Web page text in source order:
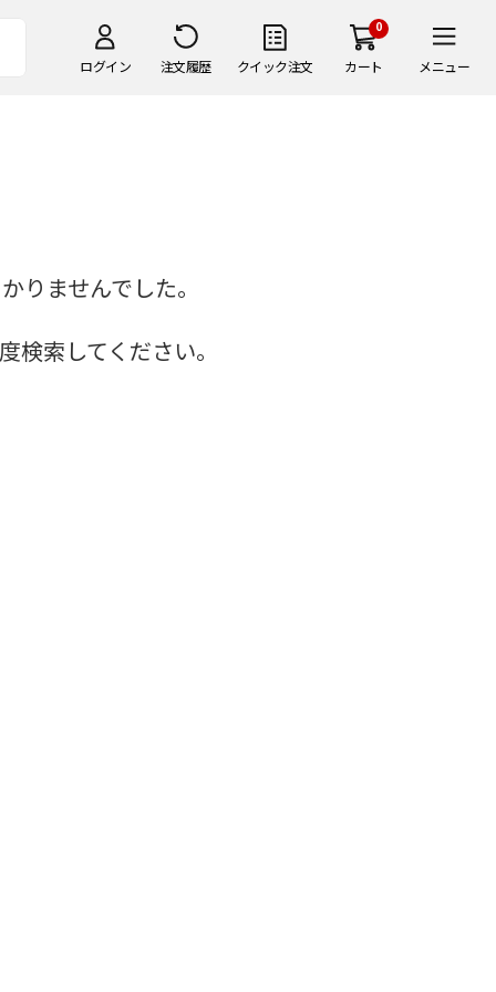
ログイン 注文履歴 クイック注文
0
カート メニュー
りませんでした。
検索してください。